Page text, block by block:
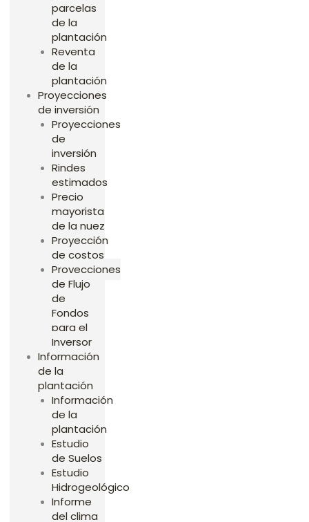
parcelas
de la
plantación
Reventa
de la
plantación
Proyecciones
de inversión
Proyecciones
de
inversión
Rindes
estimados
Precio
mayorista
de la nuez
Proyección
de costos
Proyecciones
de Flujo
de
Fondos
para el
Inversor
Información
de la
plantación
Información
de la
plantación
Estudio
de Suelos
Estudio
Hidrogeológico
Informe
del clima